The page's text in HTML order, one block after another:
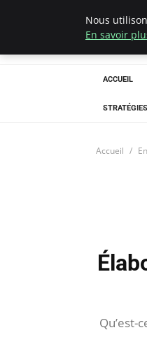
ACCUEIL
Accueil
Qu’est-
Nous
En savoir